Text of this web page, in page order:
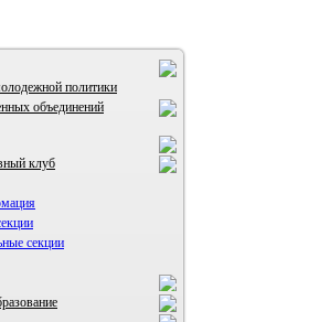
политики
объединений
клуб
секции